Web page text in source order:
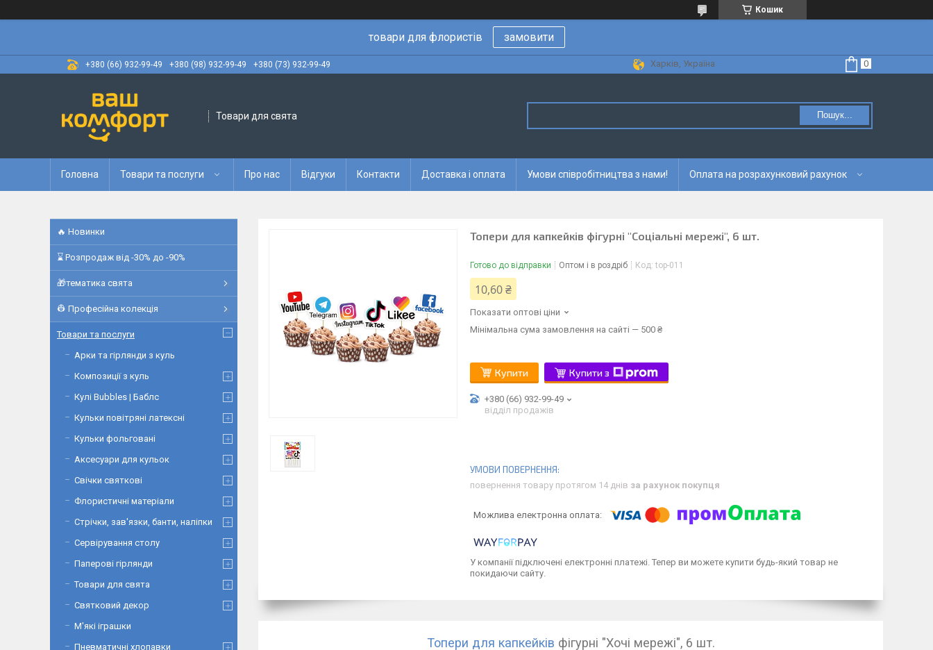
Кошик
товари для флористів замовити
+380 (66) 932-99-49 +380 (98) 932-99-49 +380 (73) 932-99-49 Харків, Україна
Товари для свята Пошук...
Головна Товари та послуги Про нас Відгуки Контакти Доставка і оплата Умови співробітництва з нами! Оплата на розрахунковий рахунок
Топери для капкейків фігурні "Соціальні мережі", 6 шт.
Готово до відправки Оптом і в роздріб Код: top-011
10,60 ₴
Показати оптові ціни
Мінімальна сума замовлення на сайті — 500 ₴
Купити Купити з
+380 (66) 932-99-49
відділ продажів
повернення товару протягом 14 днів за рахунок покупця
У компанії підключені електронні платежі. Тепер ви можете купити будь-який товар не
покидаючи сайту.
Топери для капкейків фігурні "Хочі мережі", 6 шт.
🔥 Новинки
⌛ Розпродаж від -30% до -90%
🎁тематика свята
👷 Професійна колекція
Товари та послуги
Арки та гірлянди з куль
Композиції з куль
Кулі Bubbles | Баблс
Кульки повітряні латексні
Кульки фольговані
Аксесуари для кульок
Свічки святкові
Флористичні матеріали
Стрічки, зав'язки, банти, наліпки
Сервірування столу
Паперові гірлянди
Товари для свята
Святковий декор
М'які іграшки
Пневматичні хлопавки